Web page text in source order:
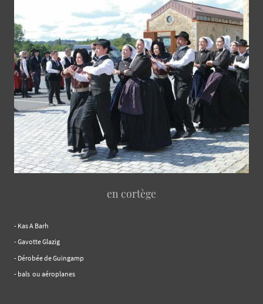
en cortège
- Kas A Barh
- Gavotte Glazig
- Dérobée de Guingamp
- bals ou aéroplanes